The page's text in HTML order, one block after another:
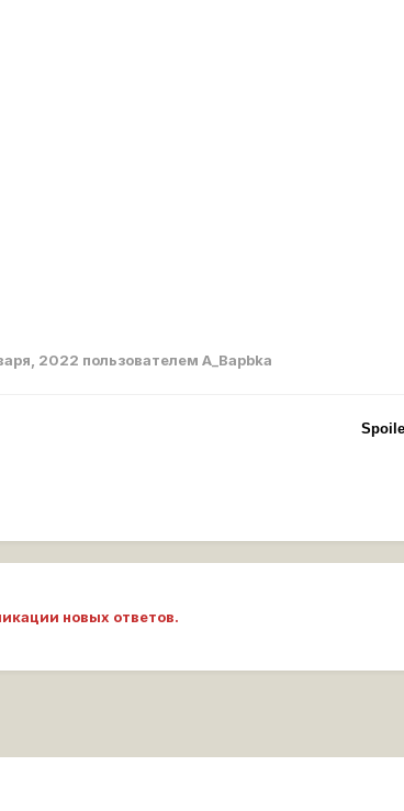
2022 пользователем A_Bapbka
новых ответов.